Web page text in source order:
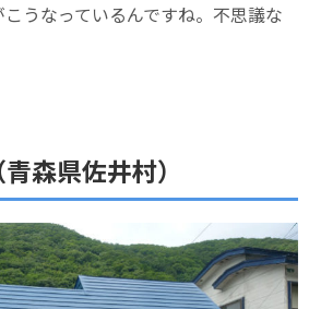
うなっているんですね。不思議な
森県佐井村）